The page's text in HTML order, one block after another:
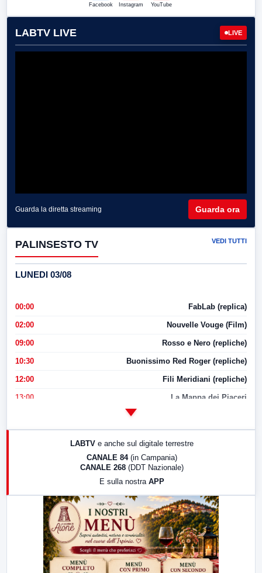
Facebook Instagram YouTube
LABTV LIVE LIVE
Guarda la diretta streaming Guarda ora
PALINSESTO TV VEDI TUTTI
LUNEDI 03/08
00:00 FabLab (replica)
02:00 Nouvelle Vouge (Film)
09:00 Rosso e Nero (repliche)
10:30 Buonissimo Red Roger (repliche)
12:00 Fili Meridiani (repliche)
13:00 La Mappa dei Piaceri
LabNews (replica)
LABTV e anche sul digitale terrestre
CANALE 84 (in Campania)
CANALE 268 (DDT Nazionale)
E sulla nostra APP